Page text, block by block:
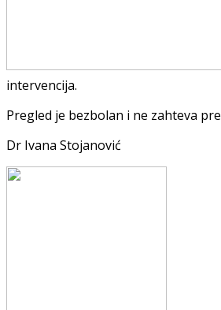
intervencija.
Pregled je bezbolan i ne zahteva
Dr Ivana Stojanović